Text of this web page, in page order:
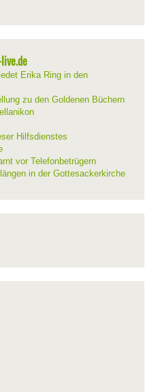
Erika Ring in den
zu den Goldenen Büchern
Hilfsdienstes
vor Telefonbetrügern
in der Gottesackerkirche